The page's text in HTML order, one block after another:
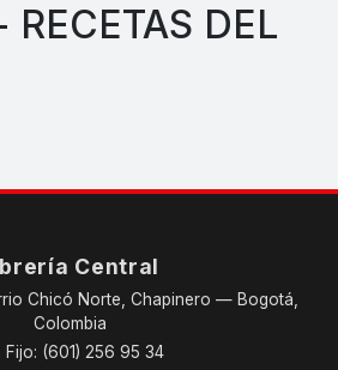
DEL
Central
Chicó Norte, Chapinero — Bogotá,
Colombia
Fijo: (601) 256 95 34